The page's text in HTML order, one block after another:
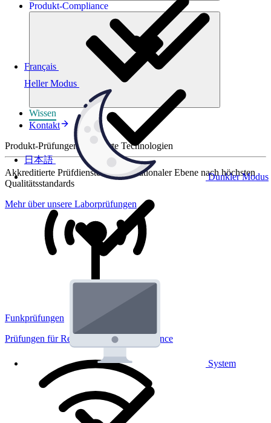
Heller Modus
Dunkler Modus
System
Français
日本語
Produkt-Compliance
Wissen
Kontakt
Produkt-Prüfungen für smarte Technologien
Akkreditierte Prüfdienste auf internationaler Ebene nach höchsten
Qualitätsstandards
Mehr über unsere Laborprüfungen
Funkprüfungen
Prüfungen für Regulatorik und Performance